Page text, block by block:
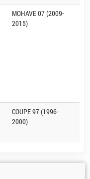
MOHAVE 07 (2009-
2015)
COUPE 97 (1996-
2000)